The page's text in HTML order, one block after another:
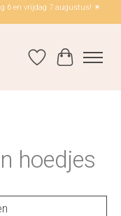
6 en vrijdag 7 augustus! ☀
Verlanglijst
hoedjes